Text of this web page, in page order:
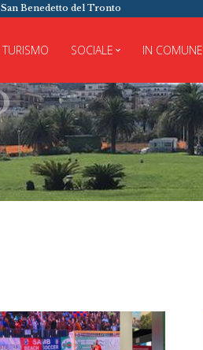
San Benedetto del Tronto
TURISMO SOCIALE IN COMUNE